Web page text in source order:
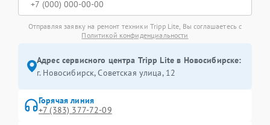
Отправляя заявку на ремонт техники Tripp Lite, Вы соглашаетесь с
Политикой конфиденциальности
Адрес сервисного центра Tripp Lite в Новосибирске:
г. Новосибирск, Советская улица, 12
Горячая линия
+7 (383) 377-72-09